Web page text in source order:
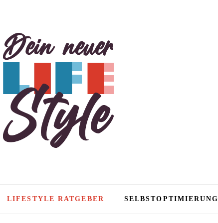
LIFESTYLE RATGEBER SELBSTOPTIMIERUNG